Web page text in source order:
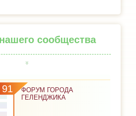
сообщества
91
ФОРУМ ГОРОДА
ГЕЛЕНДЖИКА